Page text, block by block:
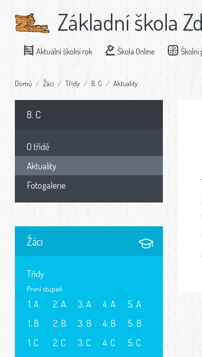
Základní škola
Aktuální školní rok Škola Online Školní
Domů Žáci Třídy 8. C Aktuality
8. C
O třídě
Aktuality
Fotogalerie
Žáci
Třídy
První stupeň
1. A
1. B
1. C
2. A
2. B
2. C
3. A
3. B
3. C
4. A
4. B
4. C
5. A
5. B
5. C